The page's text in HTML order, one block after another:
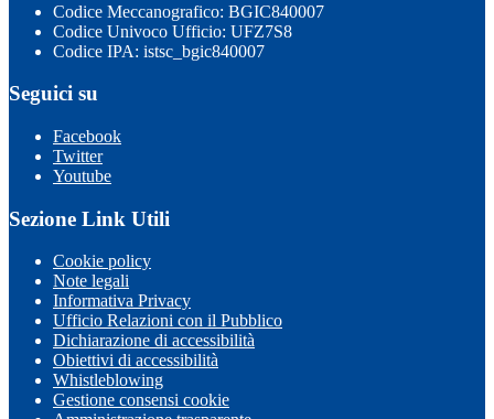
Codice Meccanografico: BGIC840007
Codice Univoco Ufficio: UFZ7S8
Codice IPA: istsc_bgic840007
Seguici su
Facebook
Twitter
Youtube
Sezione Link Utili
Cookie policy
Note legali
Informativa Privacy
Ufficio Relazioni con il Pubblico
Dichiarazione di accessibilità
Obiettivi di accessibilità
Whistleblowing
Gestione consensi cookie